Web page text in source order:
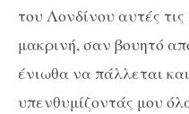
του Λονδίνου αυτές
μακρινή, σαν βουητό
ένιωθα να πάλλεται
υπενθυμίζοντάς μου